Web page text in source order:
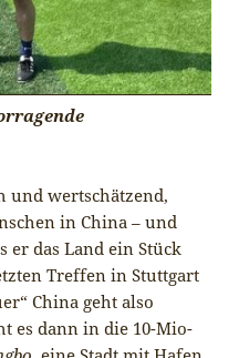
und wertschätzend,
in China – und
er das Land ein Stück
Treffen in Stuttgart
China geht also
es dann in die 10-Mio-